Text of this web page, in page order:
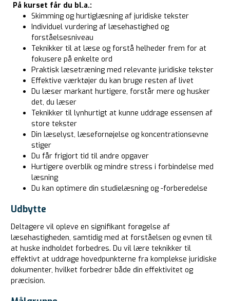
På kurset får du bl.a.:
Skimming og hurtiglæsning af juridiske tekster
Individuel vurdering af læsehastighed og
forståelsesniveau
Teknikker til at læse og forstå helheder frem for at
fokusere på enkelte ord
Praktisk læsetræning med relevante juridiske tekster
Effektive værktøjer du kan bruge resten af livet
Du læser markant hurtigere, forstår mere og husker
det, du læser
Teknikker til lynhurtigt at kunne uddrage essensen af
store tekster
Din læselyst, læsefornøjelse og koncentrationsevne
stiger
Du får frigjort tid til andre opgaver
Hurtigere overblik og mindre stress i forbindelse med
læsning
Du kan optimere din studielæsning og -forberedelse
Udbytte
Deltagere vil opleve en signifikant forøgelse af
læsehastigheden, samtidig med at forståelsen og evnen til
at huske indholdet forbedres. Du vil lære teknikker til
effektivt at uddrage hovedpunkterne fra komplekse juridiske
dokumenter, hvilket forbedrer både din effektivitet og
præcision.